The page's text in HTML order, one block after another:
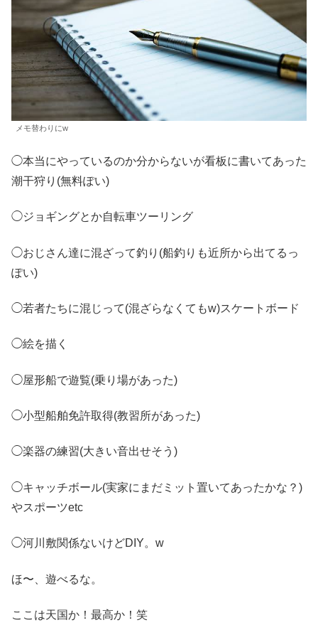
メモ替わりにw
◯本当にやっているのか分からないが看板に書いてあった
潮干狩り(無料ぽい)
◯ジョギングとか自転車ツーリング
◯おじさん達に混ざって釣り(船釣りも近所から出てるっ
ぽい)
◯若者たちに混じって(混ざらなくてもw)スケートボード
◯絵を描く
◯屋形船で遊覧(乗り場があった)
◯小型船舶免許取得(教習所があった)
◯楽器の練習(大きい音出せそう)
◯キャッチボール(実家にまだミット置いてあったかな？)
やスポーツetc
◯河川敷関係ないけどDIY。w
ほ〜、遊べるな。
ここは天国か！最高か！笑